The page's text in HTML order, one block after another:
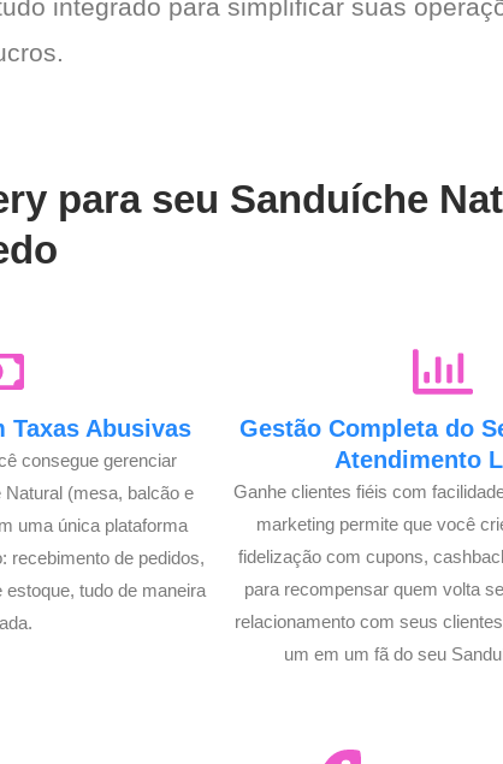
integrado para simplificar suas
para seu Sanduíche
Taxas Abusivas
consegue gerenciar
(mesa, balcão e
uma única plataforma
recebimento de pedidos,
tudo de maneira
Gestão Completa do
Atendimento
Ganhe clientes fiéis com
marketing permite que você
fidelização com cupons,
para recompensar quem volta
relacionamento com seus
um em um fã do seu